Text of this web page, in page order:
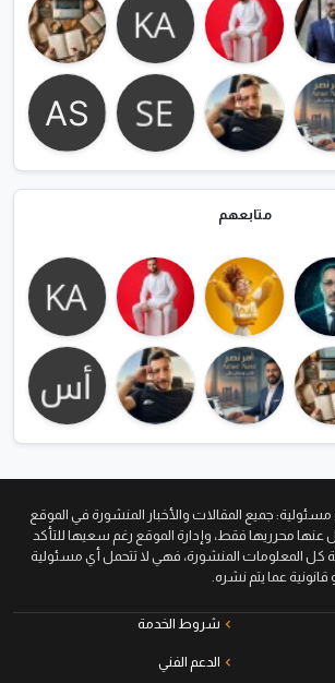
متابعهم
مسئولية: جميع المقالات والأخبار المنشورة في الموقع
محرريها فقط، وإدارة الموقع رغم سعيها للتأكد
كل المعلومات المنشورة، فهي لا تتحمل أي مسئولية
قانونية عما يتم نشره.
شروط الخدمة
الدعم الفني